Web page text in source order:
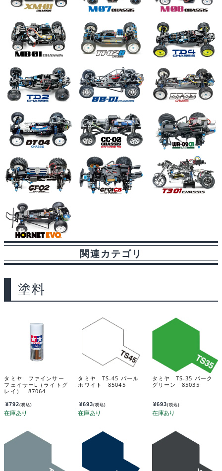
関連カテゴリ
塗料
タミヤ ファインサー
フェイサーL（ライトグ
レイ） 87064
¥792(税込)
タミヤ TS-45 パール
ホワイト 85045
¥693(税込)
タミヤ TS-35 パーク
グリーン 85035
¥693(税込)